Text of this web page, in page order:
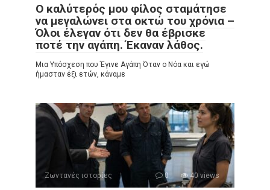
Ο καλύτερός μου φίλος σταμάτησε
να μεγαλώνει στα οκτώ του χρόνια –
Όλοι έλεγαν ότι δεν θα έβρισκε
ποτέ την αγάπη. Έκαναν λάθος.
Μια Υπόσχεση που Έγινε Αγάπη Όταν ο Νόα και εγώ
ήμασταν έξι ετών, κάναμε
Ζωντανές ιστορίες 0 40 views